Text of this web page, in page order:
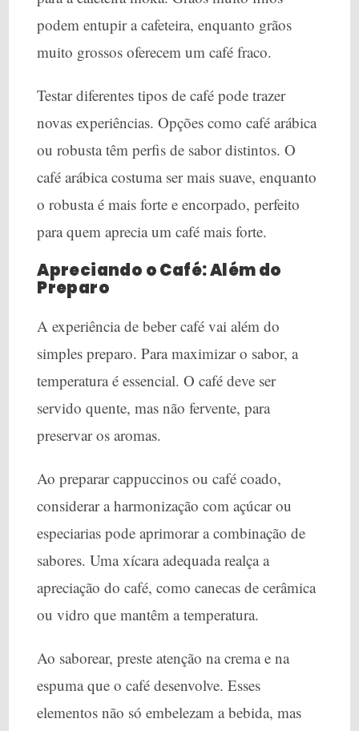
podem entupir a cafeteira, enquanto grãos
muito grossos oferecem um café fraco.
Testar diferentes tipos de café pode trazer
novas experiências. Opções como café arábica
ou robusta têm perfis de sabor distintos. O
café arábica costuma ser mais suave, enquanto
o robusta é mais forte e encorpado, perfeito
para quem aprecia um café mais forte.
Apreciando o Café: Além do
Preparo
A experiência de beber café vai além do
simples preparo. Para maximizar o sabor, a
temperatura é essencial. O café deve ser
servido quente, mas não fervente, para
preservar os aromas.
Ao preparar cappuccinos ou café coado,
considerar a harmonização com açúcar ou
especiarias pode aprimorar a combinação de
sabores. Uma xícara adequada realça a
apreciação do café, como canecas de cerâmica
ou vidro que mantêm a temperatura.
Ao saborear, preste atenção na crema e na
espuma que o café desenvolve. Esses
elementos não só embelezam a bebida, mas